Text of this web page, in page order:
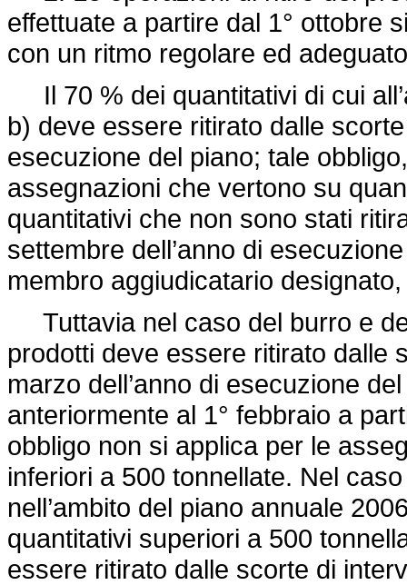
effettuate a partire dal 1° ottobre
con un ritmo regolare ed
Il 70 % dei quantitativi di cui
b) deve essere ritirato dalle
esecuzione del piano; tale
assegnazioni che vertono su
quantitativi che non sono stati
settembre dell’anno di
membro aggiudicatario
Tuttavia nel caso del burro e
prodotti deve essere ritirato dalle
marzo dell’anno di esecuzione
anteriormente al 1° febbraio a
obbligo non si applica per le
inferiori a 500 tonnellate. Nel
nell’ambito del piano annuale
quantitativi superiori a 500
essere ritirato dalle scorte di